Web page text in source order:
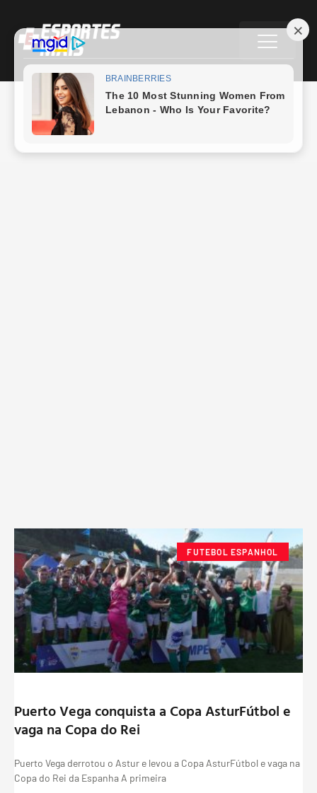
FUTEBOL ESPANHOL
Puerto Vega conquista a Copa AsturFútbol e
vaga na Copa do Rei
Puerto Vega derrotou o Astur e levou a Copa AsturFútbol e vaga na
Copa do Rei da Espanha A primeira